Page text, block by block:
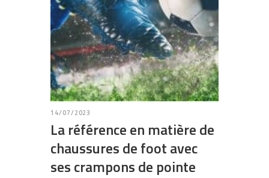
14/07/2023
La référence en matière de
chaussures de foot avec
ses crampons de pointe